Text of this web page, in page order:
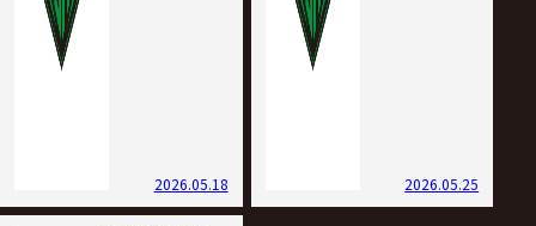
2026.05.18 2026.05.25